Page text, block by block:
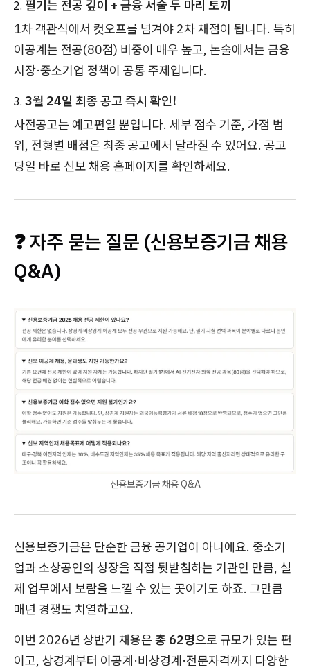
필기는 전공 깊이 + 금융 서술 두 마리 토끼
1차 객관식에서 컷오프를 넘겨야 2차 채점이 됩니다. 특히
이공계는 전공(80점) 비중이 매우 높고, 논술에서는 금융
시장·중소기업 정책이 공통 주제입니다.
3월 24일 최종 공고 즉시 확인!
사전공고는 예고편일 뿐입니다. 세부 점수 기준, 가점 범
위, 전형별 배점은 최종 공고에서 달라질 수 있어요. 공고
당일 바로 신보 채용 홈페이지를 확인하세요.
❓ 자주 묻는 질문 (신용보증기금 채용
Q&A)
신용보증기금 채용 Q&A
신용보증기금은 단순한 금융 공기업이 아니에요. 중소기
업과 소상공인의 성장을 직접 뒷받침하는 기관인 만큼, 실
제 업무에서 보람을 느낄 수 있는 곳이기도 하죠. 그만큼
매년 경쟁도 치열하고요.
이번 2026년 상반기 채용은 총 62명으로 규모가 있는 편
이고, 상경계부터 이공계·비상경계·전문자격까지 다양한